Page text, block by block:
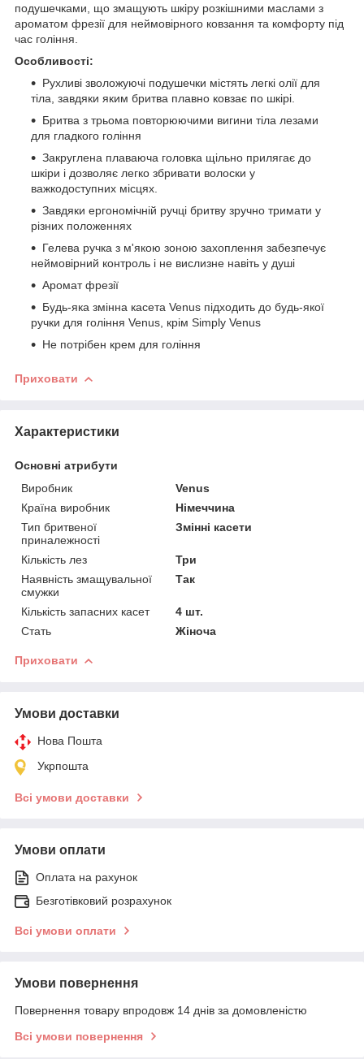
подушечками, що змащують шкіру розкішними маслами з
ароматом фрезії для неймовірного ковзання та комфорту під
час гоління.
Особливості:
Рухливі зволожуючі подушечки містять легкі олії для
тіла, завдяки яким бритва плавно ковзає по шкірі.
Бритва з трьома повторюючими вигини тіла лезами
для гладкого гоління
Закруглена плаваюча головка щільно прилягає до
шкіри і дозволяє легко збривати волоски у
важкодоступних місцях.
Завдяки ергономічній ручці бритву зручно тримати у
різних положеннях
Гелева ручка з м'якою зоною захоплення забезпечує
неймовірний контроль і не вислизне навіть у душі
Аромат фрезії
Будь-яка змінна касета Venus підходить до будь-якої
ручки для гоління Venus, крім Simply Venus
Не потрібен крем для гоління
Приховати
Характеристики
Основні атрибути
Виробник
Venus
Країна виробник
Німеччина
Тип бритвеної
приналежності
Змінні касети
Кількість лез
Три
Наявність змащувальної
смужки
Так
Кількість запасних касет
4 шт.
Стать
Жіноча
Приховати
Умови доставки
Нова Пошта
Укрпошта
Всі умови доставки
Умови оплати
Оплата на рахунок
Безготівковий розрахунок
Всі умови оплати
Умови повернення
Повернення товару впродовж 14 днів за домовленістю
Всі умови повернення